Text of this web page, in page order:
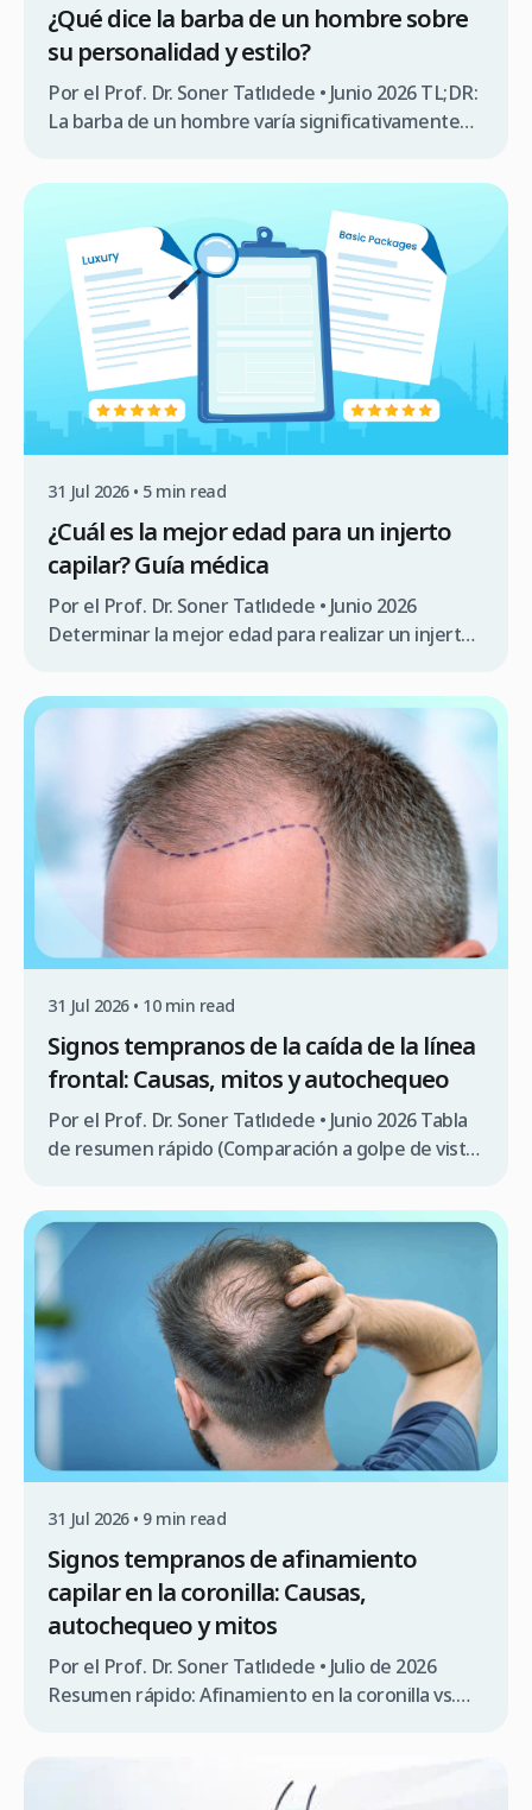
¿Qué dice la barba de un hombre sobre
su personalidad y estilo?
Por el Prof. Dr. Soner Tatlıdede • Junio 2026 TL;DR:
La barba de un hombre varía significativamente
patrón de crecimiento. En nuestras consultas en
Clinicana, el 68% de los pacientes que solicitan
trasplante de barba mencionan en cuestionarios
de admisión que buscan proyectar mayor
autoridad profesional. Este artículo examina los
aspectos […]
31 Jul 2026 • 5 min read
¿Cuál es la mejor edad para un injerto
capilar? Guía médica
Por el Prof. Dr. Soner Tatlıdede • Junio 2026
Determinar la mejor edad para realizar un injerto
los pacientes con alopecia androgenética. En
medicina, la respuesta va más allá del deseo
estético inmediato; requiere comprender la
evolución biológica de la caída del cabello a lo largo
de los […]
31 Jul 2026 • 10 min read
Signos tempranos de la caída de la línea
frontal: Causas, mitos y autochequeo
Por el Prof. Dr. Soner Tatlıdede • Junio 2026 Tabla
de resumen rápido (Comparación a golpe de vista)
(Envejecimiento natural) Entradas / Línea en
retroceso (Alopecia androgenética) Edad típica de
inicio De 17 a 29 años En cualquier momento tras
la pubertad (frecuente a mediados de los 20)
Forma y Patrón […]
31 Jul 2026 • 9 min read
Signos tempranos de afinamiento
capilar en la coronilla: Causas,
autochequeo y mitos
Por el Prof. Dr. Soner Tatlıdede • Julio de 2026
Resumen rápido: Afinamiento en la coronilla vs.
vortex) es una de las formas más silenciosas y